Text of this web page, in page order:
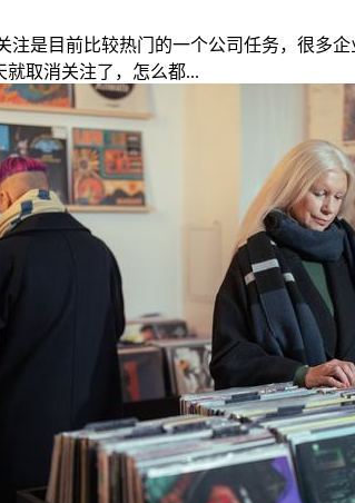
是目前比较热门的一个公司任务，很多
取消关注了，怎么都...